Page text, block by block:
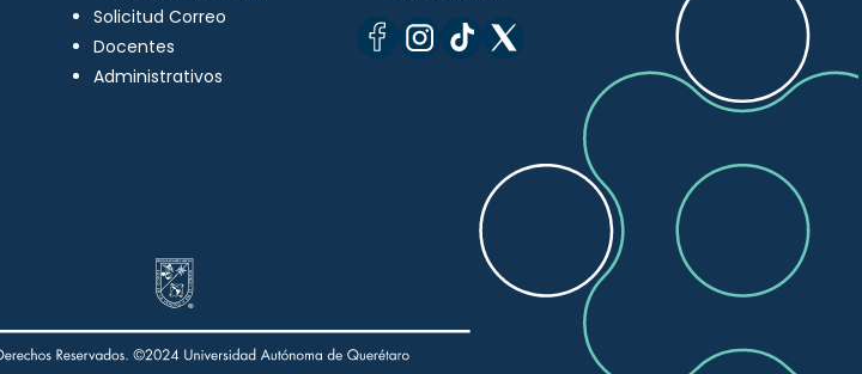
Solicitud Correo
Docentes
Administrativos